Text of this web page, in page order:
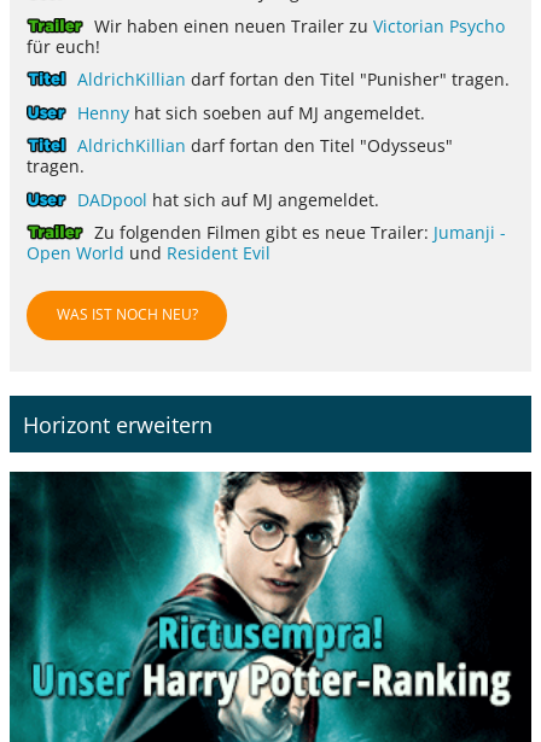
Wir haben einen neuen Trailer zuVictorian Psycho
für euch!
AldrichKillian darf fortan den Titel "Punisher" tragen.
Henny hat sich soeben auf MJ angemeldet.
AldrichKillian darf fortan den Titel "Odysseus"
tragen.
DADpool hat sich auf MJ angemeldet.
Zu folgenden Filmen gibt es neue Trailer: Jumanji -
Open World und Resident Evil
WAS IST NOCH NEU?
Horizont erweitern